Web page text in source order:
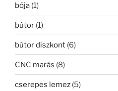
bója (1)
bútor (1)
bútor diszkont (6)
CNC marás (8)
cserepes lemez (5)